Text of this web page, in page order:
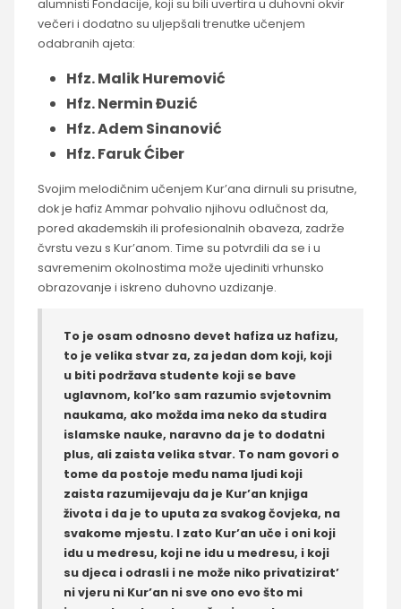
alumnisti Fondacije, koji su bili uvertira u duhovni okvir
večeri i dodatno su uljepšali trenutke učenjem
odabranih ajeta:
Hfz. Malik Huremović
Hfz. Nermin Đuzić
Hfz. Adem Sinanović
Hfz. Faruk Ćiber
Svojim melodičnim učenjem Kur’ana dirnuli su prisutne,
dok je hafiz Ammar pohvalio njihovu odlučnost da,
pored akademskih ili profesionalnih obaveza, zadrže
čvrstu vezu s Kur’anom. Time su potvrdili da se i u
savremenim okolnostima može ujediniti vrhunsko
obrazovanje i iskreno duhovno uzdizanje.
To je osam odnosno devet hafiza uz hafizu,
to je velika stvar za, za jedan dom koji, koji
u biti podržava studente koji se bave
uglavnom, kol’ko sam razumio svjetovnim
naukama, ako možda ima neko da studira
islamske nauke, naravno da je to dodatni
plus, ali zaista velika stvar. To nam govori o
tome da postoje među nama ljudi koji
zaista razumijevaju da je Kur’an knjiga
života i da je to uputa za svakog čovjeka, na
svakome mjestu. I zato Kur’an uče i oni koji
idu u medresu, koji ne idu u medresu, i koji
su djeca i odrasli i ne može niko privatizirat’
ni vjeru ni Kur’an ni sve ono evo što mi